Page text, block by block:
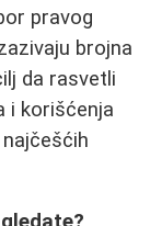
pravog
brojna
da rasvetli
i korišćenja